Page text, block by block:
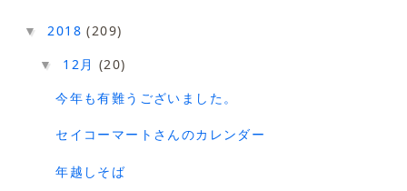
▼ 2018(209)
▼ 12月 (20)
今年も有難うございました。
セイコーマートさんのカレンダー
年越しそば